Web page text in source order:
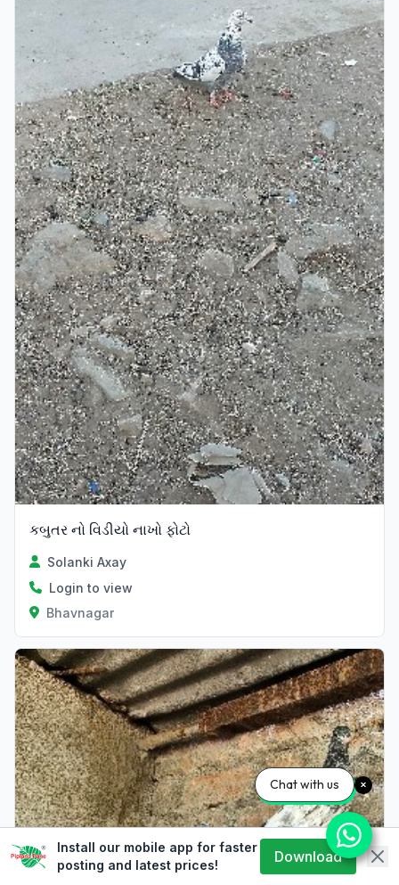
કબુતર નો વિડીયો નાખો ફોટો
Solanki Axay
Login to view
Bhavnagar
Install our mobile app for faster
posting and latest prices!
Download
Chat with us